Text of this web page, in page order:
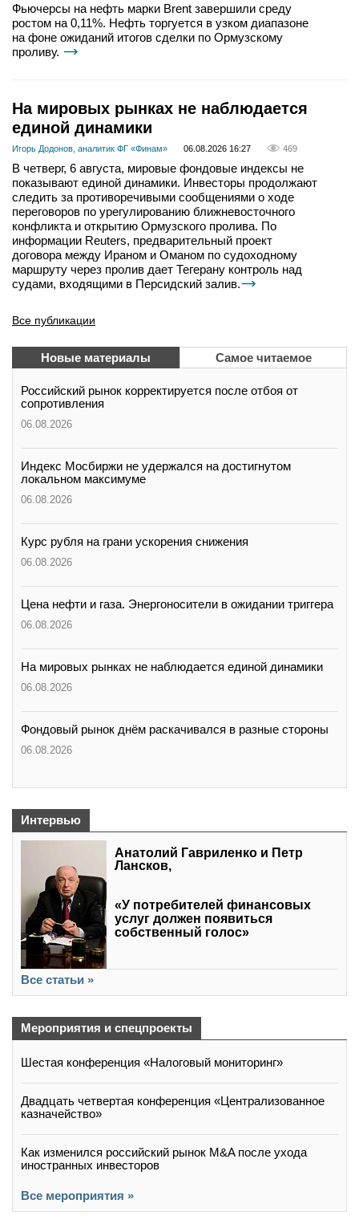
Фьючерсы на нефть марки Brent завершили среду
ростом на 0,11%. Нефть торгуется в узком диапазоне
на фоне ожиданий итогов сделки по Ормузскому
проливу.
На мировых рынках не наблюдается
единой динамики
Игорь Додонов, аналитик ФГ «Финам» 06.08.2026 16:27 469
В четверг, 6 августа, мировые фондовые индексы не
показывают единой динамики. Инвесторы продолжают
следить за противоречивыми сообщениями о ходе
переговоров по урегулированию ближневосточного
конфликта и открытию Ормузского пролива. По
информации Reuters, предварительный проект
договора между Ираном и Оманом по судоходному
маршруту через пролив дает Тегерану контроль над
судами, входящими в Персидский залив.
Все публикации
Новые материалы Самое читаемое
Российский рынок корректируется после отбоя от
сопротивления
06.08.2026
Индекс Мосбиржи не удержался на достигнутом
локальном максимуме
06.08.2026
Курс рубля на грани ускорения снижения
06.08.2026
Цена нефти и газа. Энергоносители в ожидании триггера
06.08.2026
На мировых рынках не наблюдается единой динамики
06.08.2026
Фондовый рынок днём раскачивался в разные стороны
06.08.2026
Интервью
Анатолий Гавриленко и Петр
Лансков,
«У потребителей финансовых
услуг должен появиться
собственный голос»
Все статьи »
Мероприятия и спецпроекты
Шестая конференция «Налоговый мониторинг»
Двадцать четвертая конференция «Централизованное
казначейство»
Как изменился российский рынок M&A после ухода
иностранных инвесторов
Все мероприятия »